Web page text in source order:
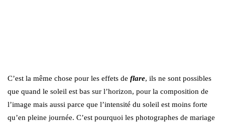
C’est la même chose pour les effets de flare, ils ne sont possibles
que quand le soleil est bas sur l’horizon, pour la composition de
l’image mais aussi parce que l’intensité du soleil est moins forte
qu’en pleine journée. C’est pourquoi les photographes de mariage